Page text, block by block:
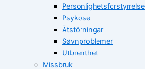
Personlighetsforstyrrelse
Psykose
Ätstörningar
Søvnproblemer
Utbrenthet
Missbruk